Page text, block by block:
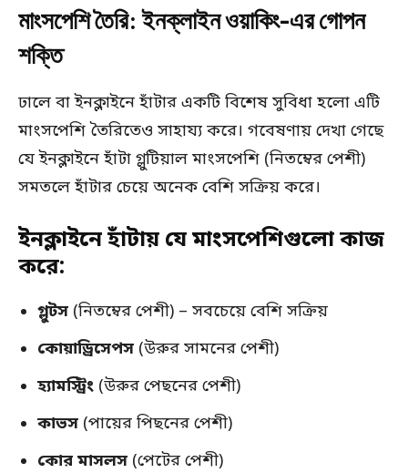
মাংসপেশি তৈরি: ইনক্লাইন ওয়াকিং-এর গোপন
শক্তি
ঢালে বা ইনক্লাইনে হাঁটার একটি বিশেষ সুবিধা হলো এটি
মাংসপেশি তৈরিতেও সাহায্য করে। গবেষণায় দেখা গেছে
যে ইনক্লাইনে হাঁটা গ্লুটিয়াল মাংসপেশি (নিতম্বের পেশী)
সমতলে হাঁটার চেয়ে অনেক বেশি সক্রিয় করে।
ইনক্লাইনে হাঁটায় যে মাংসপেশিগুলো কাজ
করে:
গ্লুটস (নিতম্বের পেশী) – সবচেয়ে বেশি সক্রিয়
কোয়াড্রিসেপস (উরুর সামনের পেশী)
হ্যামস্ট্রিং (উরুর পেছনের পেশী)
কাভস (পায়ের পিছনের পেশী)
কোর মাসলস (পেটের পেশী)